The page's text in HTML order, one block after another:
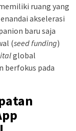
ruang yang
akselerasi
baru saja
(seed funding)
global
berfokus pada